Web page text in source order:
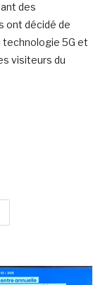
des
ont décidé de
technologie 5G et
visiteurs du